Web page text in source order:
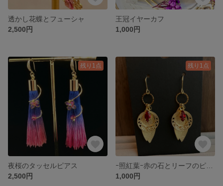
透かし花蝶とフューシャ
2,500円
王冠イヤーカフ
1,000円
残り1点
夜桜のタッセルピアス
2,500円
残り1点
1,000円